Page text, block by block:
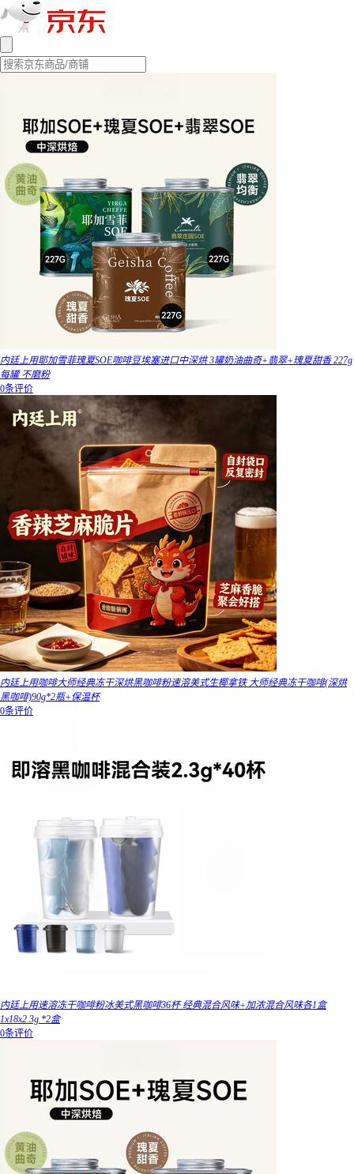
内廷上用耶加雪菲瑰夏SOE咖啡豆埃塞进口中深烘 3罐奶油曲奇+翡翠+瑰夏甜香 227g
每罐 不磨粉
0条评价
内廷上用咖啡大师经典冻干深烘黑咖啡粉速溶美式生椰拿铁 大师经典冻干咖啡(深烘
黑咖啡)90g*2瓶+保温杯
0条评价
内廷上用速溶冻干咖啡粉冰美式黑咖啡36杯 经典混合风味+加浓混合风味各1盒
1x18x2.3g *2盒
0条评价